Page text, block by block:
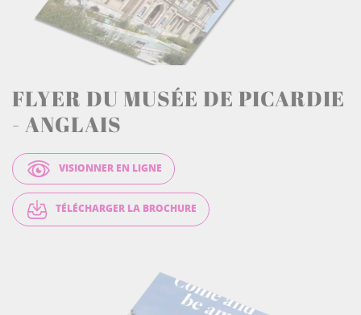
FLYER DU MUSÉE DE PICARDIE
- ANGLAIS
VISIONNER EN LIGNE
TÉLÉCHARGER LA BROCHURE